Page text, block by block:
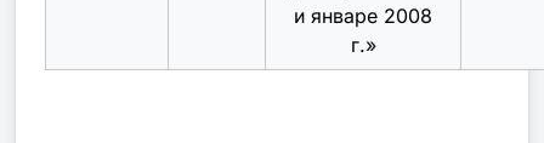
и январе 2008
г.»